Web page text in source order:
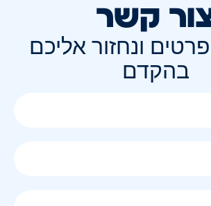
קשר
ונחזור אליכם
בהקדם